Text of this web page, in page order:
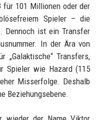
für 101 Millionen oder der
Spieler – die
Dennoch ist ein Transfer
In der Ära von
Transfers,
Spieler wie Hazard (115
Misserfolge. Deshalb
Beziehungsebene.